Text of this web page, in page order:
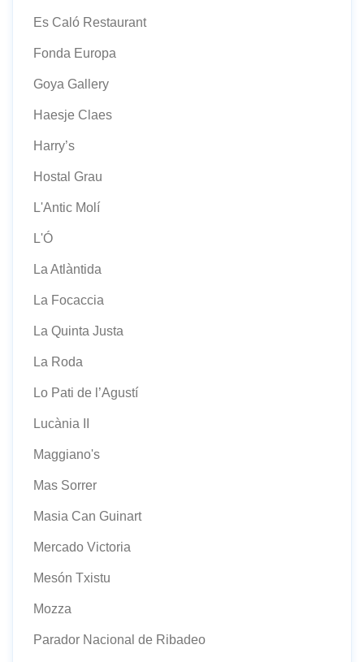
Es Caló Restaurant
Fonda Europa
Goya Gallery
Haesje Claes
Harry’s
Hostal Grau
L'Antic Molí
L'Ó
La Atlàntida
La Focaccia
La Quinta Justa
La Roda
Lo Pati de l’Agustí
Lucània II
Maggiano's
Mas Sorrer
Masia Can Guinart
Mercado Victoria
Mesón Txistu
Mozza
Parador Nacional de Ribadeo